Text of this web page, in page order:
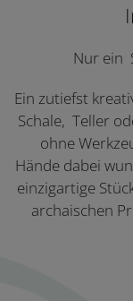
Nur ein
Ein zutiefst
Schale, Teller
ohne
Hände dabei
einzigartige
archaischen